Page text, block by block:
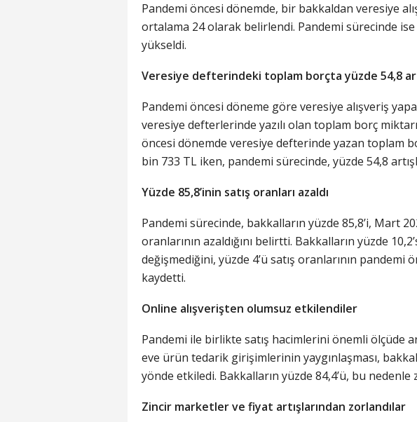
Pandemi öncesi dönemde, bir bakkaldan veresiye
ortalama 24 olarak belirlendi. Pandemi sürecinde
yükseldi.
Veresiye defterindeki toplam borçta yüzde 54,8
Pandemi öncesi döneme göre veresiye alışveriş
veresiye defterlerinde yazılı olan toplam borç
öncesi dönemde veresiye defterinde yazan toplam
bin 733 TL iken, pandemi sürecinde, yüzde 54,8
Yüzde 85,8’inin satış oranları azaldı
Pandemi sürecinde, bakkalların yüzde 85,8’i, Mart
oranlarının azaldığını belirtti. Bakkalların yüzde
değişmediğini, yüzde 4’ü satış oranlarının pandemi
kaydetti.
Online alışverişten olumsuz etkilendiler
Pandemi ile birlikte satış hacimlerini önemli ölçüde
eve ürün tedarik girişimlerinin yaygınlaşması,
yönde etkiledi. Bakkalların yüzde 84,4’ü, bu nedenle
Zincir marketler ve fiyat artışlarından zorlandılar